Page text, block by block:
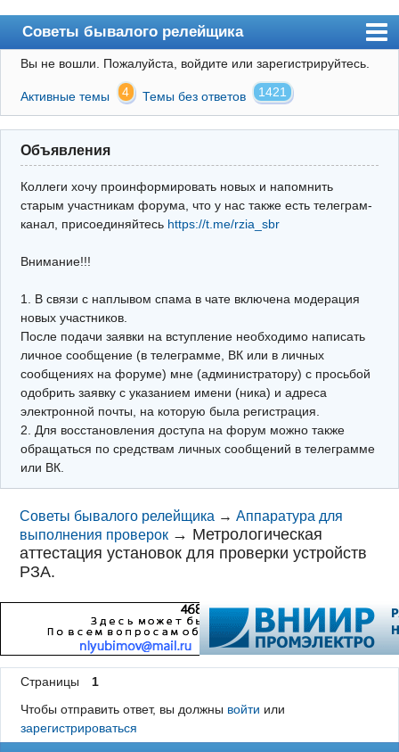
Советы бывалого релейщика
Форум
Правила
Поиск
Регистрация
Архив
Почта
Поиск релейщика
Видео РЗиА
Фотохостинг
Телеграм
Вы не вошли. Пожалуйста, войдите или зарегистрируйтесь.
Активные темы 4 Темы без ответов 1421
Объявления
Коллеги хочу проинформировать новых и напомнить
старым участникам форума, что у нас также есть телеграм-
канал, присоединяйтесь https://t.me/rzia_sbr
Внимание!!!
1. В связи с наплывом спама в чате включена модерация
новых участников.
После подачи заявки на вступление необходимо написать
личное сообщение (в телеграмме, ВК или в личных
сообщениях на форуме) мне (администратору) с просьбой
одобрить заявку с указанием имени (ника) и адреса
электронной почты, на которую была регистрация.
2. Для восстановления доступа на форум можно также
обращаться по средствам личных сообщений в телеграмме
или ВК.
Советы бывалого релейщика →Аппаратура для
выполнения проверок → Метрологическая
аттестация установок для проверки устройств
РЗА.
Страницы
1
Чтобы отправить ответ, вы должны войти или
зарегистрироваться